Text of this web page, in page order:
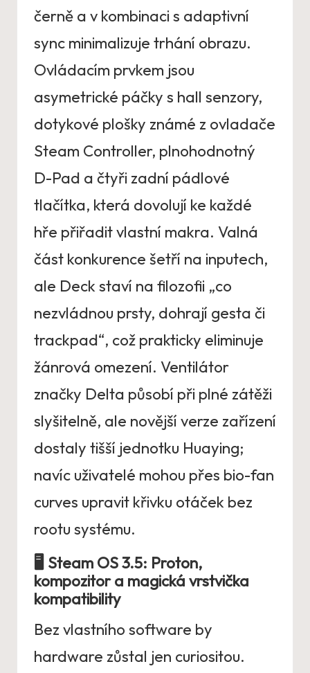
černě a v kombinaci s adaptivní
sync minimalizuje trhání obrazu.
Ovládacím prvkem jsou
asymetrické páčky s hall senzory,
dotykové plošky známé z ovladače
Steam Controller, plnohodnotný
D-Pad a čtyři zadní pádlové
tlačítka, která dovolují ke každé
hře přiřadit vlastní makra. Valná
část konkurence šetří na inputech,
ale Deck staví na filozofii „co
nezvládnou prsty, dohrají gesta či
trackpad“, což prakticky eliminuje
žánrová omezení. Ventilátor
značky Delta působí při plné zátěži
slyšitelně, ale novější verze zařízení
dostaly tišší jednotku Huaying;
navíc uživatelé mohou přes bio-fan
curves upravit křivku otáček bez
rootu systému.
🖥️ Steam OS 3.5: Proton,
kompozitor a magická vrstvička
kompatibility
Bez vlastního software by
hardware zůstal jen curiositou.